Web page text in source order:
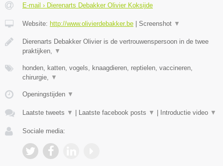
E-mail › Dierenarts Debakker Olivier Koksijde
Website: http://www.olivierdebakker.be Screenshot ▼
Dierenarts Debakker Olivier is de vertrouwenspersoon in de twee
praktijken,
▼
honden, katten, vogels, knaagdieren, reptielen, vaccineren,
chirurgie,
▼
Openingstijden ▼
Laatste tweets ▼ Laatste facebook posts ▼ Introductie video ▼
Sociale media: